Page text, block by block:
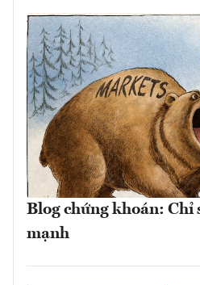
Blog chứng khoán: Chỉ
mạnh